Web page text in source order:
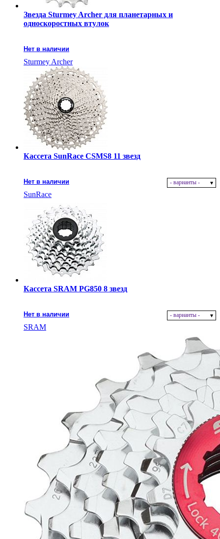
Звезда Sturmey Archer для планетарных и
односкоростных втулок
Нет в наличии
Sturmey Archer
Кассета SunRace CSMS8 11 звезд
Нет в наличии - варианты -
SunRace
Кассета SRAM PG850 8 звезд
Нет в наличии - варианты -
SRAM